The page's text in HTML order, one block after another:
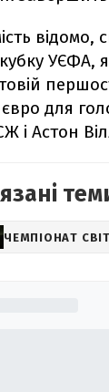
відомо,
УЄФА,
для
і Астон
ЧЕМПІОНАТ